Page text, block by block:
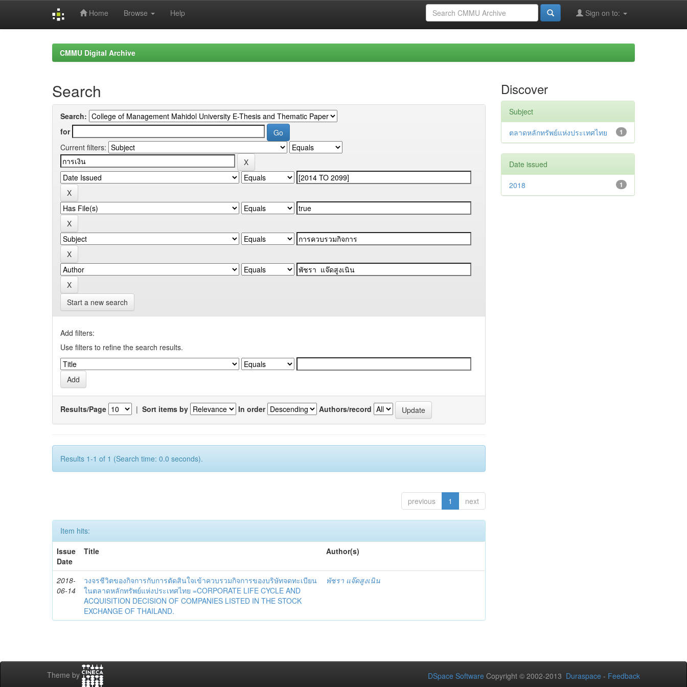
Home Browse Help Sign on to:
CMMU Digital Archive
Search
Search:
for
Current filters:
Start a new search
Add filters:
Use filters to refine the search results.
Results/Page | Sort items by In order Authors/record
Results 1-1 of 1 (Search time: 0.0 seconds).
previous 1 next
Item hits:
Issue
Date
Title Author(s)
2018-
06-14
วงจรชีวิตของกิจการกับการตัดสินใจเข้าควบรวมกิจการของบริษัทจดทะเบียน
ในตลาดหลักทรัพย์แห่งประเทศไทย =CORPORATE LIFE CYCLE AND
ACQUISITION DECISION OF COMPANIES LISTED IN THE STOCK
EXCHANGE OF THAILAND.
พัชรา แจ๊ดสูงเนิน
Discover
Subject
1
ตลาดหลักทรัพย์แห่งประเทศไทย
Date issued
1
2018
Theme by DSpace Software Copyright © 2002-2013 Duraspace - Feedback